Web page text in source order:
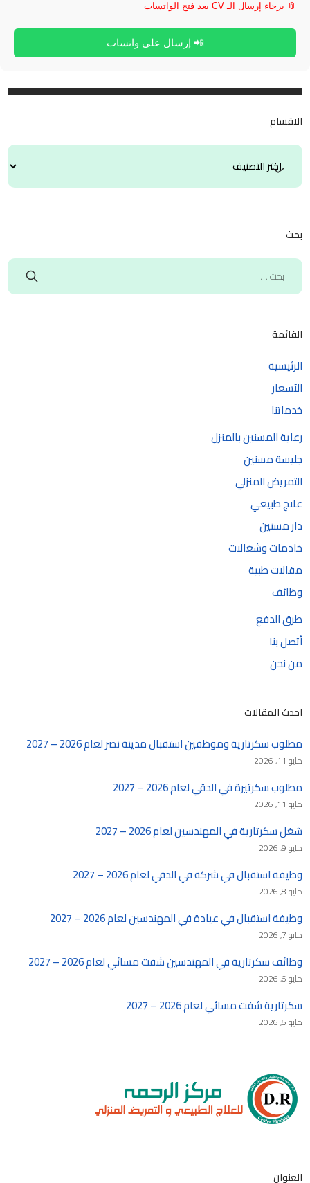
📎 برجاء إرسال الـ CV بعد فتح الواتساب
📲 إرسال على واتساب
الاقسام
بحث
القائمة
الرئيسية
الآسعار
خدماتنا
رعاية المسنين بالمنزل
جليسة مسنين
التمريض المنزلي
علاج طبيعي
دار مسنين
خادمات وشغالات
مقالات طبية
وظائف
طرق الدفع
أتصل بنا
من نحن
احدث المقالات
مطلوب سكرتارية وموظفين استقبال مدينة نصر لعام 2026 – 2027
مايو 11, 2026
مطلوب سكرتيرة في الدقي لعام 2026 – 2027
مايو 11, 2026
شغل سكرتارية في المهندسين لعام 2026 – 2027
مايو 9, 2026
وظيفة استقبال في شركة في الدقي لعام 2026 – 2027
مايو 8, 2026
وظيفة استقبال في عيادة في المهندسين لعام 2026 – 2027
مايو 7, 2026
وظائف سكرتارية في المهندسين شفت مسائي لعام 2026 – 2027
مايو 6, 2026
سكرتارية شفت مسائي لعام 2026 – 2027
مايو 5, 2026
العنوان